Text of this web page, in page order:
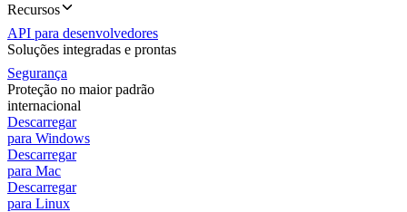
Recursos
API para desenvolvedores
Soluções integradas e prontas
Segurança
Proteção no maior padrão
internacional
Descarregar
para Windows
Descarregar
para Mac
Descarregar
para Linux